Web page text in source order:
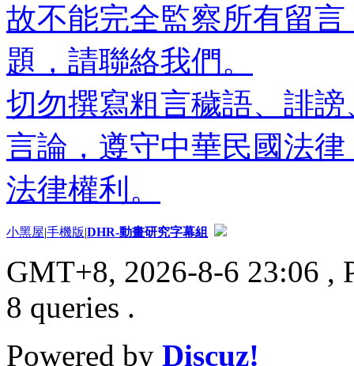
故不能完全監察所有留
題，請聯絡我們。
切勿撰寫粗言穢語、誹
言論，遵守中華民國法
法律權利。
小黑屋|手機版|DHR-動畫研究字幕組
GMT+8, 2026-8-6 23:06 ,
8 queries .
Powered by Discuz!